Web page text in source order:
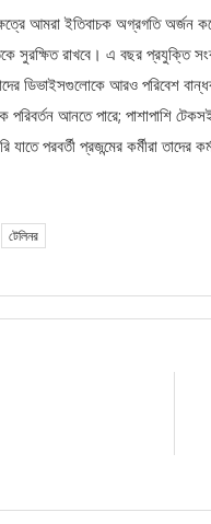
আমরা ইতিবাচক অগ্রগতি
সুরক্ষিত রাখবে। এ বছর প্রযুক্তি
ডিভাইসগুলোকে আরও পরিবেশ
আনতে পারে; পাশাপাশি
যাতে পরবর্তী প্রজন্মের কর্মীরা
টেলিনর